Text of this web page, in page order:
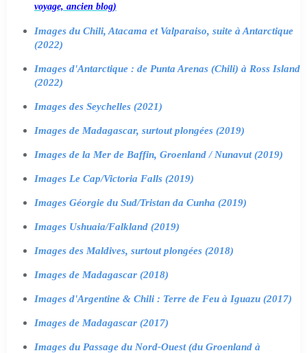
voyage, ancien blog)
Images du Chili, Atacama et Valparaiso, suite à Antarctique
(2022)
Images d'Antarctique : de Punta Arenas (Chili) à Ross Island
(2022)
Images des Seychelles (2021)
Images de Madagascar, surtout plongées (2019)
Images de la Mer de Baffin, Groenland / Nunavut (2019)
Images Le Cap/Victoria Falls (2019)
Images Géorgie du Sud/Tristan da Cunha (2019)
Images Ushuaia/Falkland (2019)
Images des Maldives, surtout plongées (2018)
Images de Madagascar (2018)
Images d'Argentine & Chili : Terre de Feu à Iguazu (2017)
Images de Madagascar (2017)
Images du Passage du Nord-Ouest (du Groenland à